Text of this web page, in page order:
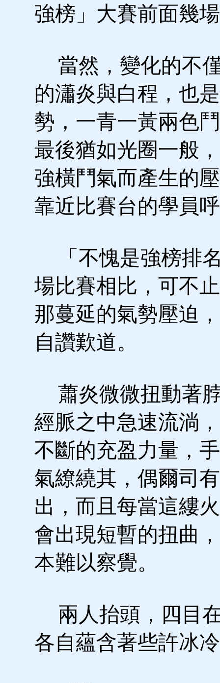
強榜」大賽前面幾
當然，變化的不
的瀟炎與白程，也
勢，一青一黃兩色
最後猶如光圈一般
強橫鬥氣而產生的
靠近比賽台的學員
「不愧是強榜排
場比賽相比，可不
那蔓延的氣勢壓迫
自讚歎道。
蕭炎微微扭動著
經脈之中急速流淌
不斷的充盈力量，
氣繚繞其，偶爾司
出，而且每當這縷
會出現短暫的扭曲
本難以察覺。
兩人抬頭，四目
各自蘊含著些許冰